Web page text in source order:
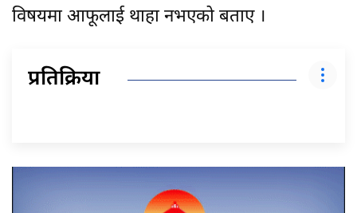
विषयमा आफूलाई थाहा नभएको बताए ।
प्रतिक्रिया